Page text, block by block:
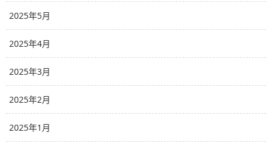
2025年5月
2025年4月
2025年3月
2025年2月
2025年1月